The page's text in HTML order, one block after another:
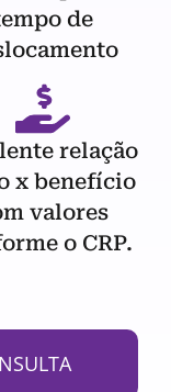
de
relação
x benefício
valores
o CRP.